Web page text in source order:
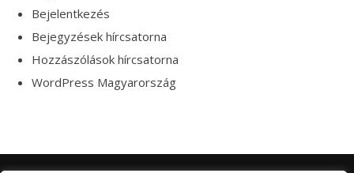
Bejelentkezés
Bejegyzések hírcsatorna
Hozzászólások hírcsatorna
WordPress Magyarország